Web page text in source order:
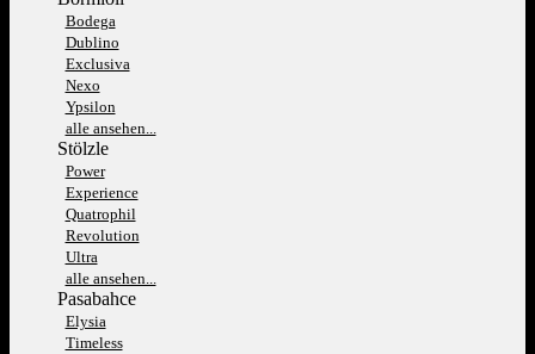
Bodega
Dublino
Exclusiva
Nexo
Ypsilon
alle ansehen...
Stölzle
Power
Experience
Quatrophil
Revolution
Ultra
alle ansehen...
Pasabahce
Elysia
Timeless